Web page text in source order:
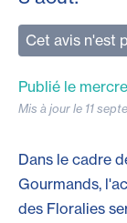
Cet avis n'est
Publié le
Mis à jour le 11
Dans le cadre
Gourmands,
des Floralies